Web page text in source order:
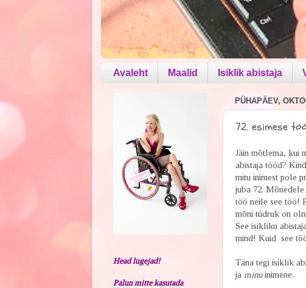
Avaleht Maalid Isiklik abistaja
PÜHAPÄEV,
72. esimese
Jäin mõtlema, kui
abistaja tööd?
mitu inimest pole
juba 72. Mõnedele
töö neile see töö!
mõni tüdruk on
See isikliku
mind! Kuid see
Täna tegi isiklik
ja minuinimene.
Head lugejad!
Palun mitte kasutada